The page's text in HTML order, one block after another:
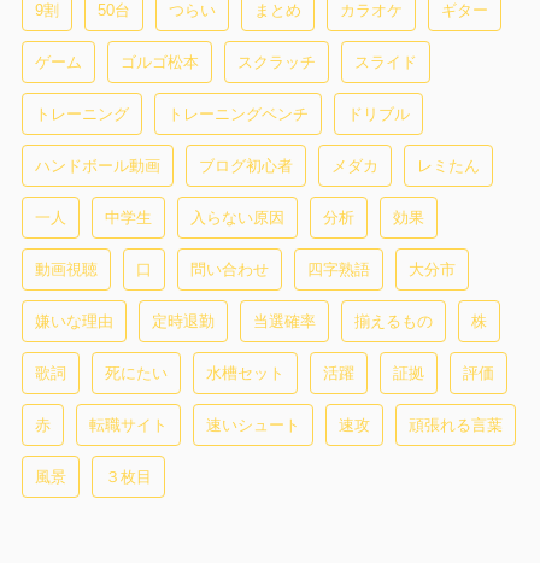
9割 50台 つらい まとめ カラオケ ギター
ゲーム ゴルゴ松本 スクラッチ スライド
トレーニング トレーニングベンチ ドリブル
ハンドボール動画 ブログ初心者 メダカ レミたん
一人 中学生 入らない原因 分析 効果
動画視聴 口 問い合わせ 四字熟語 大分市
嫌いな理由 定時退勤 当選確率 揃えるもの 株
歌詞 死にたい 水槽セット 活躍 証拠 評価
赤 転職サイト 速いシュート 速攻 頑張れる言葉
風景 ３枚目